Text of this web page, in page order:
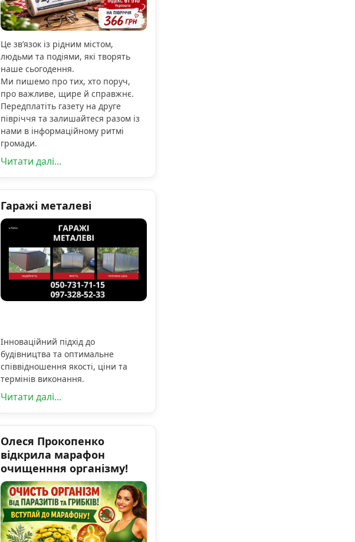
Це зв’язок із рідним містом,
людьми та подіями, які творять
наше сьогодення.
Ми пишемо про тих, хто поруч,
про важливе, щире й справжнє.
Передплатіть газету на друге
півріччя та залишайтеся разом із
нами в інформаційному ритмі
громади.
Читати далі...
Гаражі металеві
Інноваційний підхід до
будівництва та оптимальне
співвідношення якості, ціни та
термінів виконання.
Читати далі...
Олеся Прокопенко
відкрила марафон
очищенння організму!